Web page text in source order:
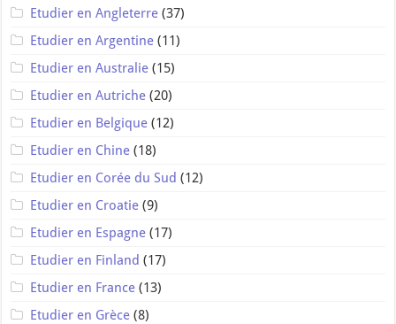
Etudier en Angleterre (37)
Etudier en Argentine (11)
Etudier en Australie (15)
Etudier en Autriche (20)
Etudier en Belgique (12)
Etudier en Chine (18)
Etudier en Corée du Sud (12)
Etudier en Croatie (9)
Etudier en Espagne (17)
Etudier en Finland (17)
Etudier en France (13)
Etudier en Grèce (8)